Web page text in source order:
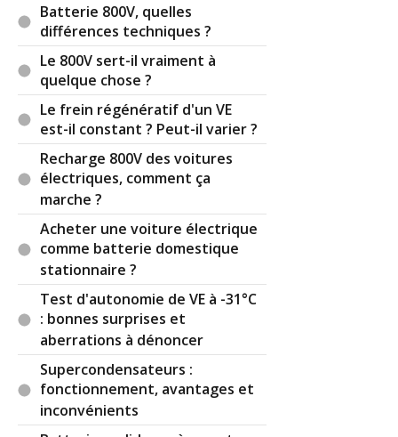
Batterie 800V, quelles
différences techniques ?
Le 800V sert-il vraiment à
quelque chose ?
Le frein régénératif d'un VE
est-il constant ? Peut-il varier ?
Recharge 800V des voitures
électriques, comment ça
marche ?
Acheter une voiture électrique
comme batterie domestique
stationnaire ?
Test d'autonomie de VE à -31°C
: bonnes surprises et
aberrations à dénoncer
Supercondensateurs :
fonctionnement, avantages et
inconvénients